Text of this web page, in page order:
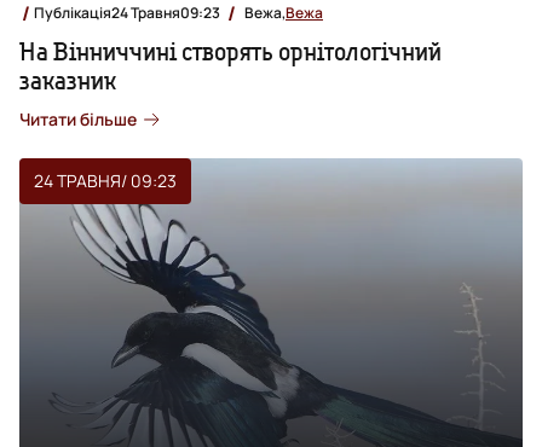
Публікація24 Травня09:23 Вежа,Вежа
На Вінниччині створять орнітологічний
заказник
Читати більше
24 ТРАВНЯ/ 09:23